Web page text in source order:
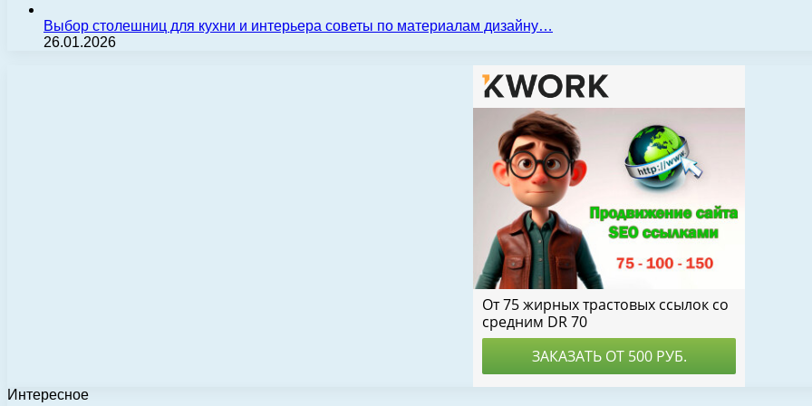
Выбор столешниц для кухни и интерьера советы по материалам дизайну…
26.01.2026
Интересное